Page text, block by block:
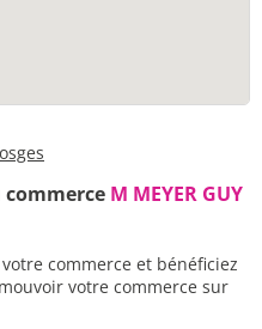
commerce M MEYER GUY
commerce et bénéficiez
votre commerce sur